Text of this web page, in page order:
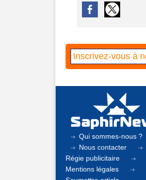
Qui sommes-nous ?
Nous contacter
Régie publicitaire
Mentions légales